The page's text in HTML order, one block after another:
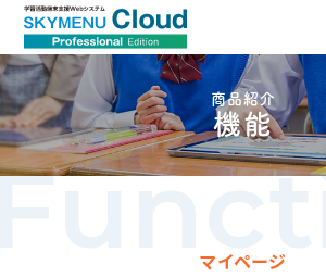
商品紹介
機能
マイページ